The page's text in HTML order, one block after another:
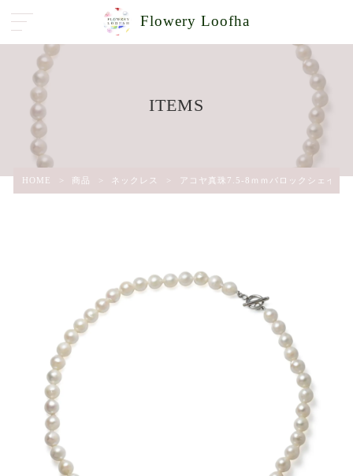
Flowery Loofha
ITEMS
HOME > 商品 > ネックレス > アコヤ真珠7.5-8ｍｍバロックシェイプ